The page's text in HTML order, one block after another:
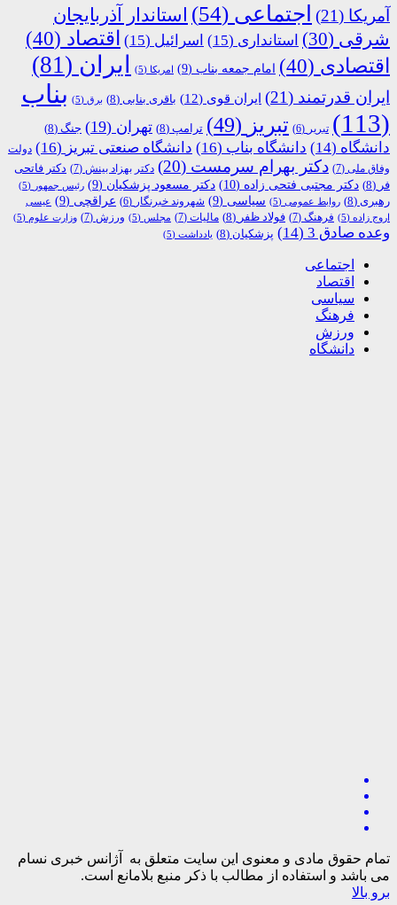
آمریکا (21) اجتماعی (54)
استاندار آذربایجان
شرقی (30) استانداری (15) اسرائیل (15) اقتصاد (40)
اقتصادی (40) امام جمعه بناب (9) امریکا (5) ایران (81)
ایران قدرتمند (21) ایران قوی (12) باقری بنابی (8) برق (5)
بناب
(113)
تبریر (6) تبریز (49) ترامپ (8) تهران (19) جنگ (8)
دانشگاه (14) دانشگاه بناب (16) دانشگاه صنعتی تبریز (16)
دولت
وفاق ملی (7) دکتر بهرام سرمست (20) دکتر بهزاد بینش (7)
دکتر فاتحی
فر (8) دکتر مجتبی فتحی زاده (10) دکتر مسعود پزشکیان (9) رئیس جمهور (5)
رهبری (8) روابط عمومی (5) سیاسی (9) شهروند خبرنگار (6) عراقچی (9)
عیسی
اروج زاده (5) فرهنگ (7) فولاد ظفر (8) مالیات (7) مجلس (5) ورزش (7) وزارت علوم (5)
وعده صادق 3 (14) پزشکیان (8) یادداشت (5)
اجتماعی
اقتصاد
سیاسی
فرهنگ
ورزش
دانشگاه
تمام حقوق مادی و معنوی این سایت متعلق به آژانس خبری نسام
می باشد و استفاده از مطالب با ذکر منبع بلامانع است.
برو بالا